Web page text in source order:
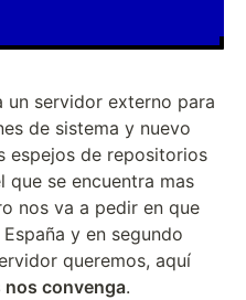
un servidor externo para
de sistema y nuevo
espejos de repositorios
que se encuentra mas
nos va a pedir en que
y en segundo
queremos, aquí
nos convenga.